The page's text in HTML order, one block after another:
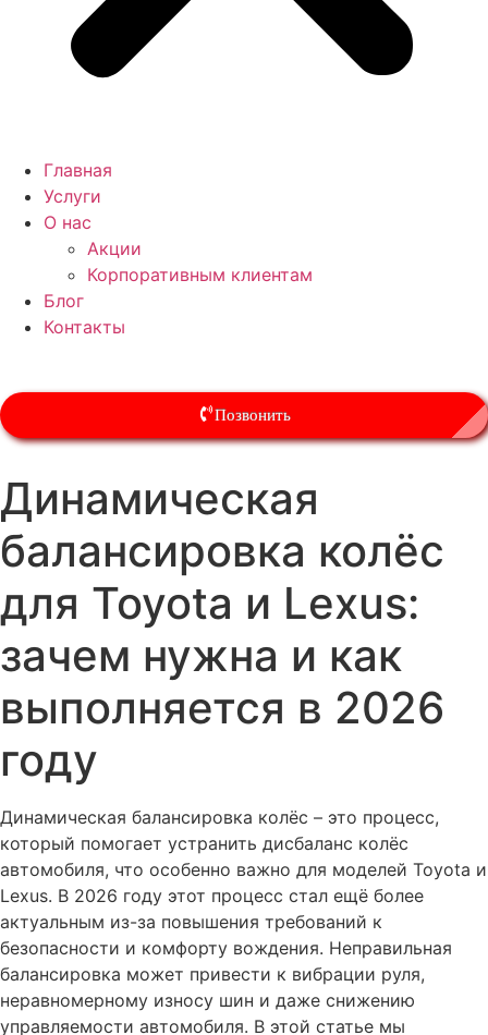
Главная
Услуги
О нас
Акции
Корпоративным клиентам
Блог
Контакты
Позвонить
Динамическая
балансировка колёс
для Toyota и Lexus:
зачем нужна и как
выполняется в 2026
году
Динамическая балансировка колёс – это процесс,
который помогает устранить дисбаланс колёс
автомобиля, что особенно важно для моделей Toyota и
Lexus. В 2026 году этот процесс стал ещё более
актуальным из-за повышения требований к
безопасности и комфорту вождения. Неправильная
балансировка может привести к вибрации руля,
неравномерному износу шин и даже снижению
управляемости автомобиля. В этой статье мы